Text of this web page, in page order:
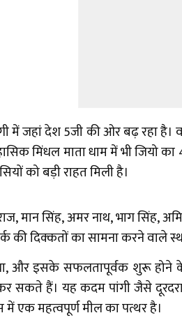
में जहां देश 5जी की ओर बढ़ रहा
मिंधल माता धाम में भी
को बड़ी राहत मिली है।
मान सिंह, अमर नाथ, भाग सिंह,
दिक्कतों का सामना करने वाले
और इसके सफलतापूर्वक शुरू होने
हैं। यह कदम पांगी जैसे दूरदराज
में एक महत्वपूर्ण मील का पत्थर है।